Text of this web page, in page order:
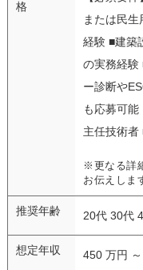
格
または民
経験 ■建築
の実務経験
ー診断や
も応募可
主任技術者
※更なる詳
お伝えしま
推奨年齢 20代 30代
想定年収 450 万円